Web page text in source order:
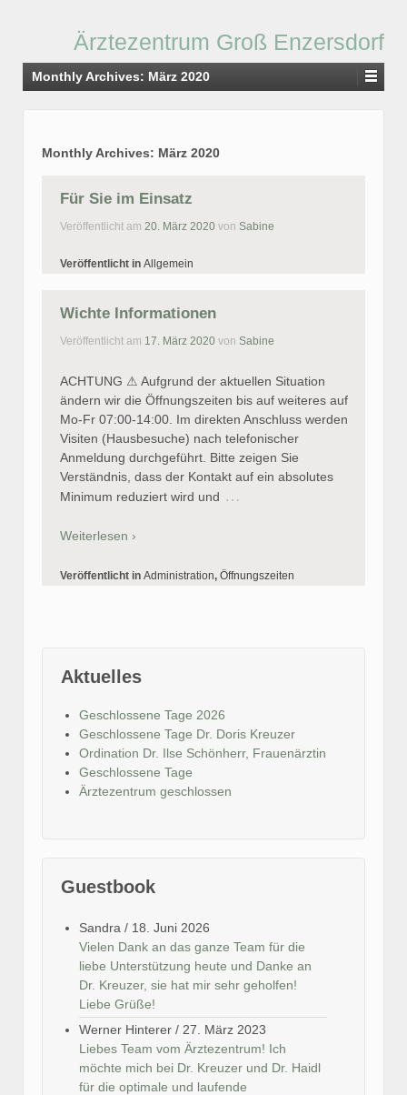
Ärztezentrum Groß Enzersdorf
Monthly Archives: März 2020
Monthly Archives: März 2020
Für Sie im Einsatz
Veröffentlicht am 20. März 2020 von Sabine
Veröffentlicht in Allgemein
Wichte Informationen
Veröffentlicht am 17. März 2020 von Sabine
ACHTUNG ⚠ Aufgrund der aktuellen Situation
ändern wir die Öffnungszeiten bis auf weiteres auf
Mo-Fr 07:00-14:00. Im direkten Anschluss werden
Visiten (Hausbesuche) nach telefonischer
Anmeldung durchgeführt. Bitte zeigen Sie
Verständnis, dass der Kontakt auf ein absolutes
Minimum reduziert wird und …
Weiterlesen ›
Veröffentlicht in Administration, Öffnungszeiten
Aktuelles
Geschlossene Tage 2026
Geschlossene Tage Dr. Doris Kreuzer
Ordination Dr. Ilse Schönherr, Frauenärztin
Geschlossene Tage
Ärztezentrum geschlossen
Guestbook
Sandra / 18. Juni 2026
Vielen Dank an das ganze Team für die
liebe Unterstützung heute und Danke an
Dr. Kreuzer, sie hat mir sehr geholfen!
Liebe Grüße!
Werner Hinterer / 27. März 2023
Liebes Team vom Ärztezentrum! Ich
möchte mich bei Dr. Kreuzer und Dr. Haidl
für die optimale und laufende